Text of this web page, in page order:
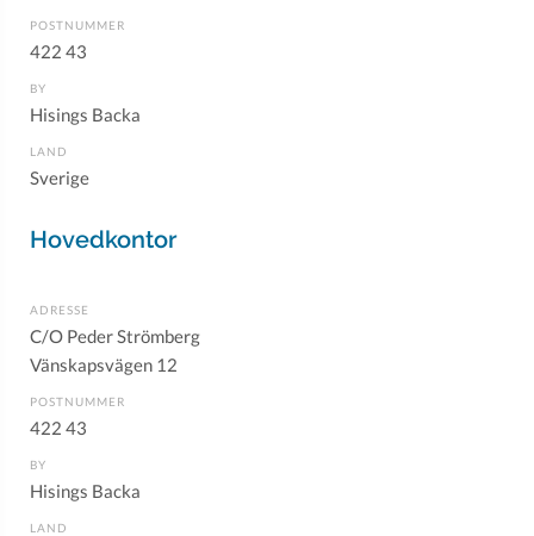
POSTNUMMER
422 43
BY
Hisings Backa
LAND
Sverige
Hovedkontor
ADRESSE
C/O Peder Strömberg
Vänskapsvägen 12
POSTNUMMER
422 43
BY
Hisings Backa
LAND